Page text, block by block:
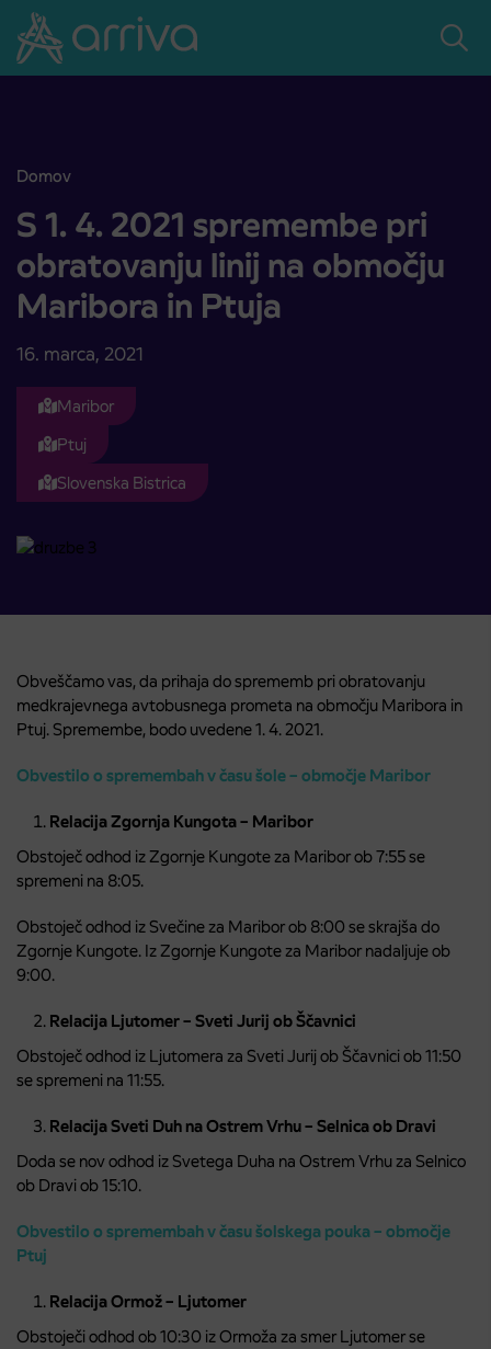
Skoči na vsebino
Domov
S 1. 4. 2021 spremembe pri obratovanju linij na območju Maribora
S 1. 4. 2021 spremembe pri
obratovanju linij na območju
Maribora in Ptuja
16. marca, 2021
Maribor
Ptuj
Slovenska Bistrica
Obveščamo vas, da prihaja do sprememb pri obratovanju
medkrajevnega avtobusnega prometa na območju Maribora in
Ptuj. Spremembe, bodo uvedene 1. 4. 2021.
Obvestilo o spremembah v času šole – območje Maribor
Relacija Zgornja Kungota – Maribor
Obstoječ odhod iz Zgornje Kungote za Maribor ob 7:55 se
spremeni na 8:05.
Obstoječ odhod iz Svečine za Maribor ob 8:00 se skrajša do
Zgornje Kungote. Iz Zgornje Kungote za Maribor nadaljuje ob
9:00.
Relacija Ljutomer – Sveti Jurij ob Ščavnici
Obstoječ odhod iz Ljutomera za Sveti Jurij ob Ščavnici ob 11:50
se spremeni na 11:55.
Relacija Sveti Duh na Ostrem Vrhu – Selnica ob Dravi
Doda se nov odhod iz Svetega Duha na Ostrem Vrhu za Selnico
ob Dravi ob 15:10.
Obvestilo o spremembah v času šolskega pouka – območje
Ptuj
Relacija Ormož – Ljutomer
Obstoječi odhod ob 10:30 iz Ormoža za smer Ljutomer se